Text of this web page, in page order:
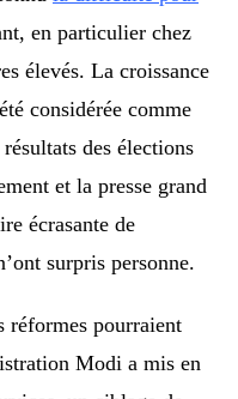
en particulier chez
élevés. La croissance
considérée comme
des élections
et la presse grand
écrasante de
surpris personne.
réformes pourraient
Modi a mis en